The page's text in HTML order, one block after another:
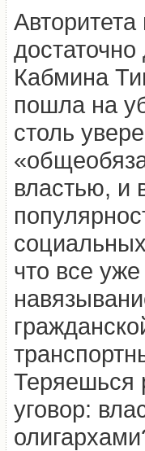
Кабмина
пошла на
столь
властью, и
что все
Теряешься
уговор: